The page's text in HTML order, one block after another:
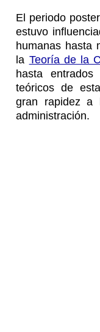
El periodo
estuvo
humanas hasta
la Teoría de la
hasta
teóricos de
gran rapidez
administración.